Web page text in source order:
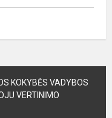
KOKYBĖS VADYBOS
VERTINIMO